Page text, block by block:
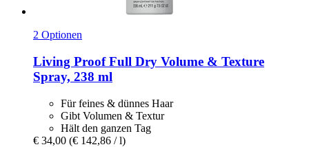
2 Optionen
Living ProofFull Dry Volume & Texture
Spray, 238 ml
Für feines & dünnes Haar
Gibt Volumen & Textur
Hält den ganzen Tag
€ 34,00 (€ 142,86 / l)